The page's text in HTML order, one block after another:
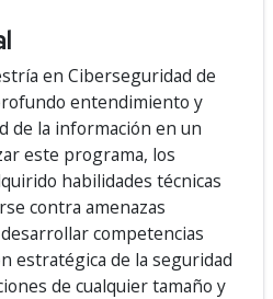
en Ciberseguridad de
entendimiento y
de la información en un
este programa, los
habilidades técnicas
contra amenazas
competencias
estratégica de la seguridad
de cualquier tamaño y